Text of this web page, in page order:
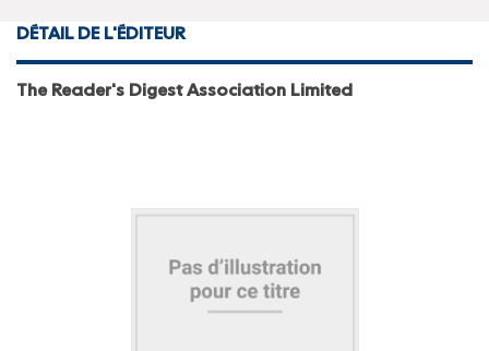
DÉTAIL DE L'ÉDITEUR
The Reader's Digest Association Limited